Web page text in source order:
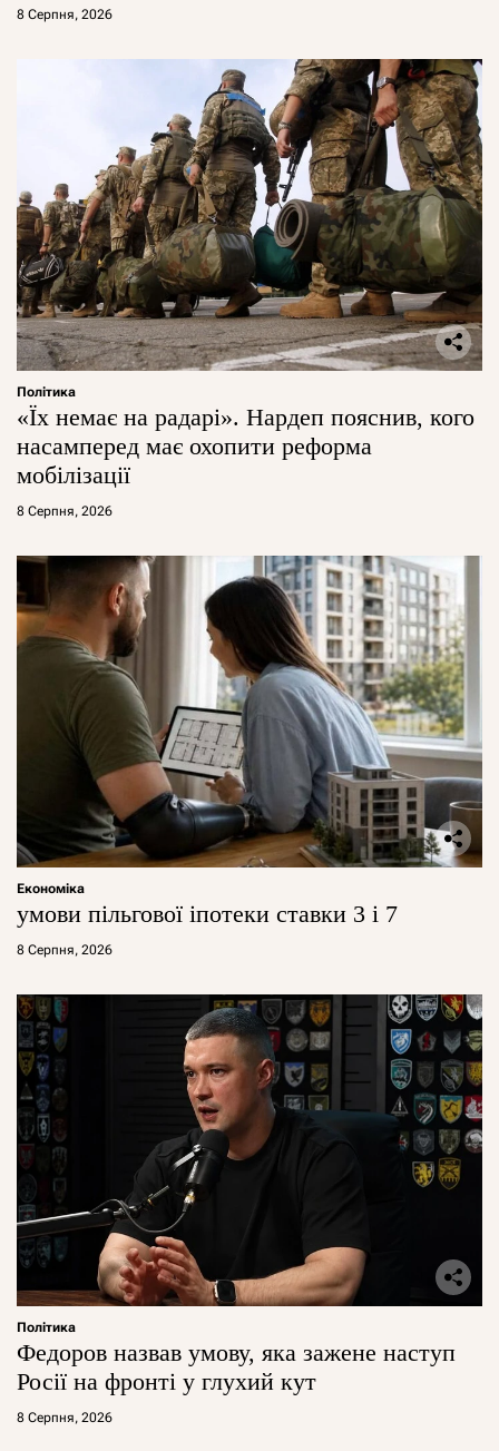
8 Серпня, 2026
Політика
«Їх немає на радарі». Нардеп пояснив, кого
насамперед має охопити реформа
мобілізації
8 Серпня, 2026
Економіка
умови пільгової іпотеки ставки 3 і 7
8 Серпня, 2026
Політика
Федоров назвав умову, яка зажене наступ
Росії на фронті у глухий кут
8 Серпня, 2026